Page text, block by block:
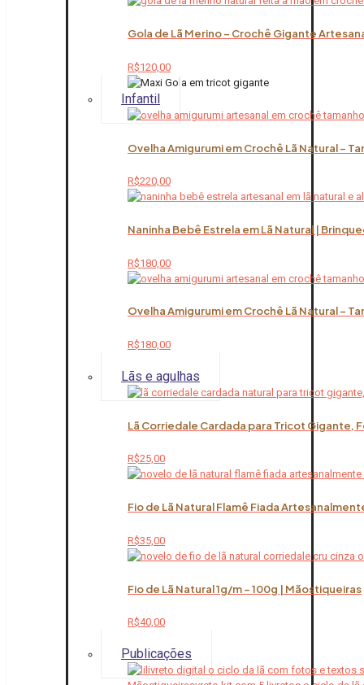
Gola de Lã Merino – Crochê Gigante
R$120,00
Infantil
Ovelha Amigurumi em Crochê Lã Natural –
R$220,00
Naninha Bebê Estrela em Lã Natural |
R$180,00
Ovelha Amigurumi em Crochê Lã Natural –
R$180,00
Lãs e agulhas
Lã Corriedale Cardada para Tricot Gigante,
R$25,00
Fio de Lã Natural Flamê Fiada
R$35,00
Fio de Lã Natural 1g/m – 100g | Mãostiqueiras
R$40,00
Publicações